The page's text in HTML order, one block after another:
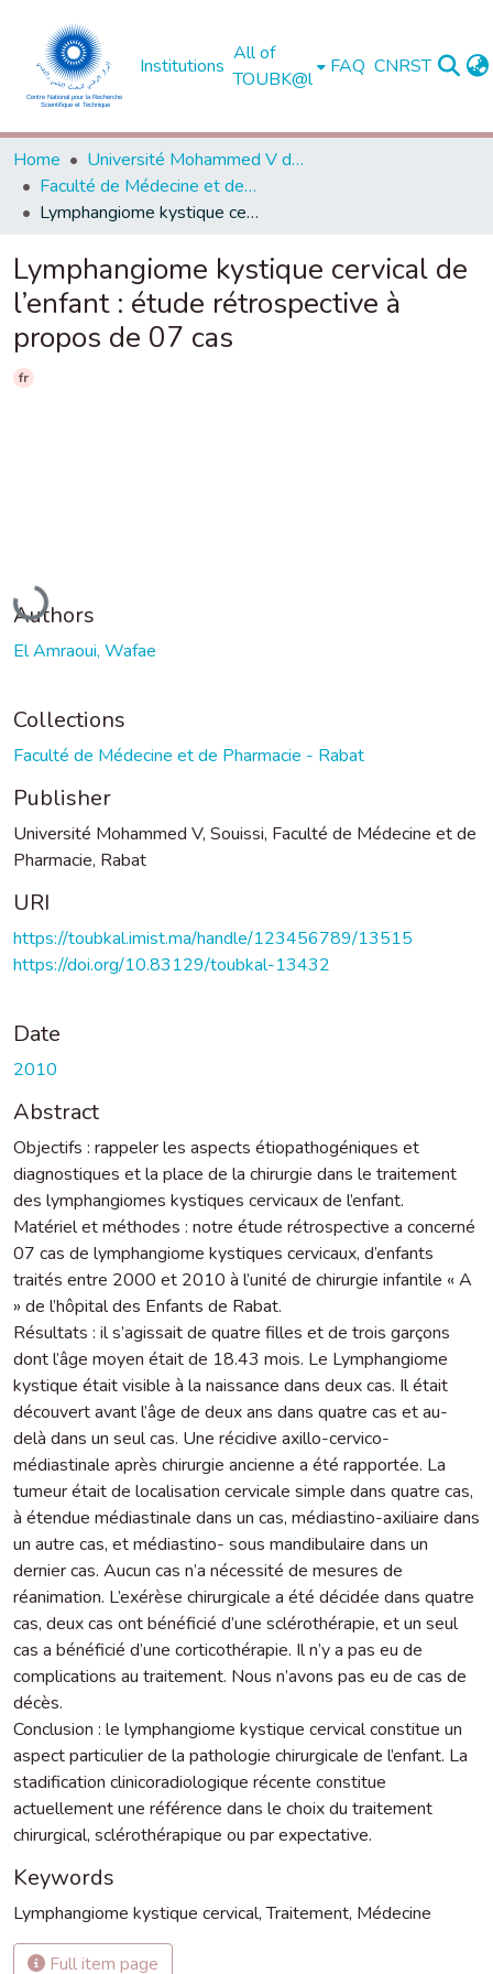
Institutions
All of
TOUBK@l
FAQ CNRST
Home
Université Mohammed V de Rabat
Faculté de Médecine et de Pharmacie - Rabat
Lymphangiome kystique cervical de l’enfant : étude rétrospective à propos de 07 cas
Lymphangiome kystique cervical de
l’enfant : étude rétrospective à
propos de 07 cas
fr
Loading...
Authors
El Amraoui, Wafae
Collections
Faculté de Médecine et de Pharmacie - Rabat
Publisher
Université Mohammed V, Souissi, Faculté de Médecine et de
Pharmacie, Rabat
URI
https://toubkal.imist.ma/handle/123456789/13515
https://doi.org/10.83129/toubkal-13432
Date
2010
Abstract
Objectifs : rappeler les aspects étiopathogéniques et
diagnostiques et la place de la chirurgie dans le traitement
des lymphangiomes kystiques cervicaux de l’enfant.
Matériel et méthodes : notre étude rétrospective a concerné
07 cas de lymphangiome kystiques cervicaux, d’enfants
traités entre 2000 et 2010 à l’unité de chirurgie infantile « A
» de l’hôpital des Enfants de Rabat.
Résultats : il s’agissait de quatre filles et de trois garçons
dont l’âge moyen était de 18.43 mois. Le Lymphangiome
kystique était visible à la naissance dans deux cas. Il était
découvert avant l’âge de deux ans dans quatre cas et au-
delà dans un seul cas. Une récidive axillo-cervico-
médiastinale après chirurgie ancienne a été rapportée. La
tumeur était de localisation cervicale simple dans quatre cas,
à étendue médiastinale dans un cas, médiastino-axiliaire dans
un autre cas, et médiastino- sous mandibulaire dans un
dernier cas. Aucun cas n’a nécessité de mesures de
réanimation. L’exérèse chirurgicale a été décidée dans quatre
cas, deux cas ont bénéficié d’une sclérothérapie, et un seul
cas a bénéficié d’une corticothérapie. Il n’y a pas eu de
complications au traitement. Nous n’avons pas eu de cas de
décès.
Conclusion : le lymphangiome kystique cervical constitue un
aspect particulier de la pathologie chirurgicale de l’enfant. La
stadification clinicoradiologique récente constitue
actuellement une référence dans le choix du traitement
chirurgical, sclérothérapique ou par expectative.
Keywords
Lymphangiome kystique cervical,Traitement, Médecine
Full item page